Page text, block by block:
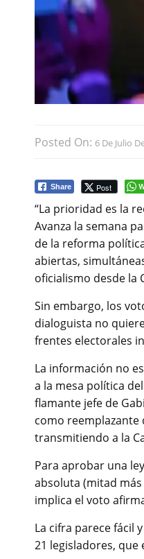
Posted On: 6 De Julio
Share Post
“La prioridad es la
Avanza la semana
de la reforma
abiertas,
oficialismo desde la
Sin embargo, los
dialoguista no
frentes electorales
La información no
a la mesa política
flamante jefe de
como reemplazante
transmitiendo a la
Para aprobar una
absoluta (mitad
implica el voto
La cifra parece fácil
21 legisladores, que